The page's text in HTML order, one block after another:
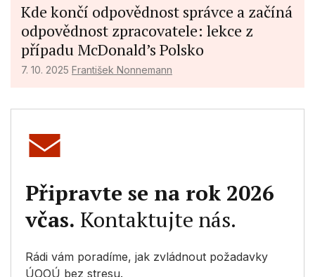
Kde končí odpovědnost správce a začíná
odpovědnost zpracovatele: lekce z
případu McDonald’s Polsko
7. 10. 2025 František Nonnemann
Připravte se na rok 2026
včas. Kontaktujte nás.
Rádi vám poradíme, jak zvládnout požadavky
ÚOOÚ bez stresu.